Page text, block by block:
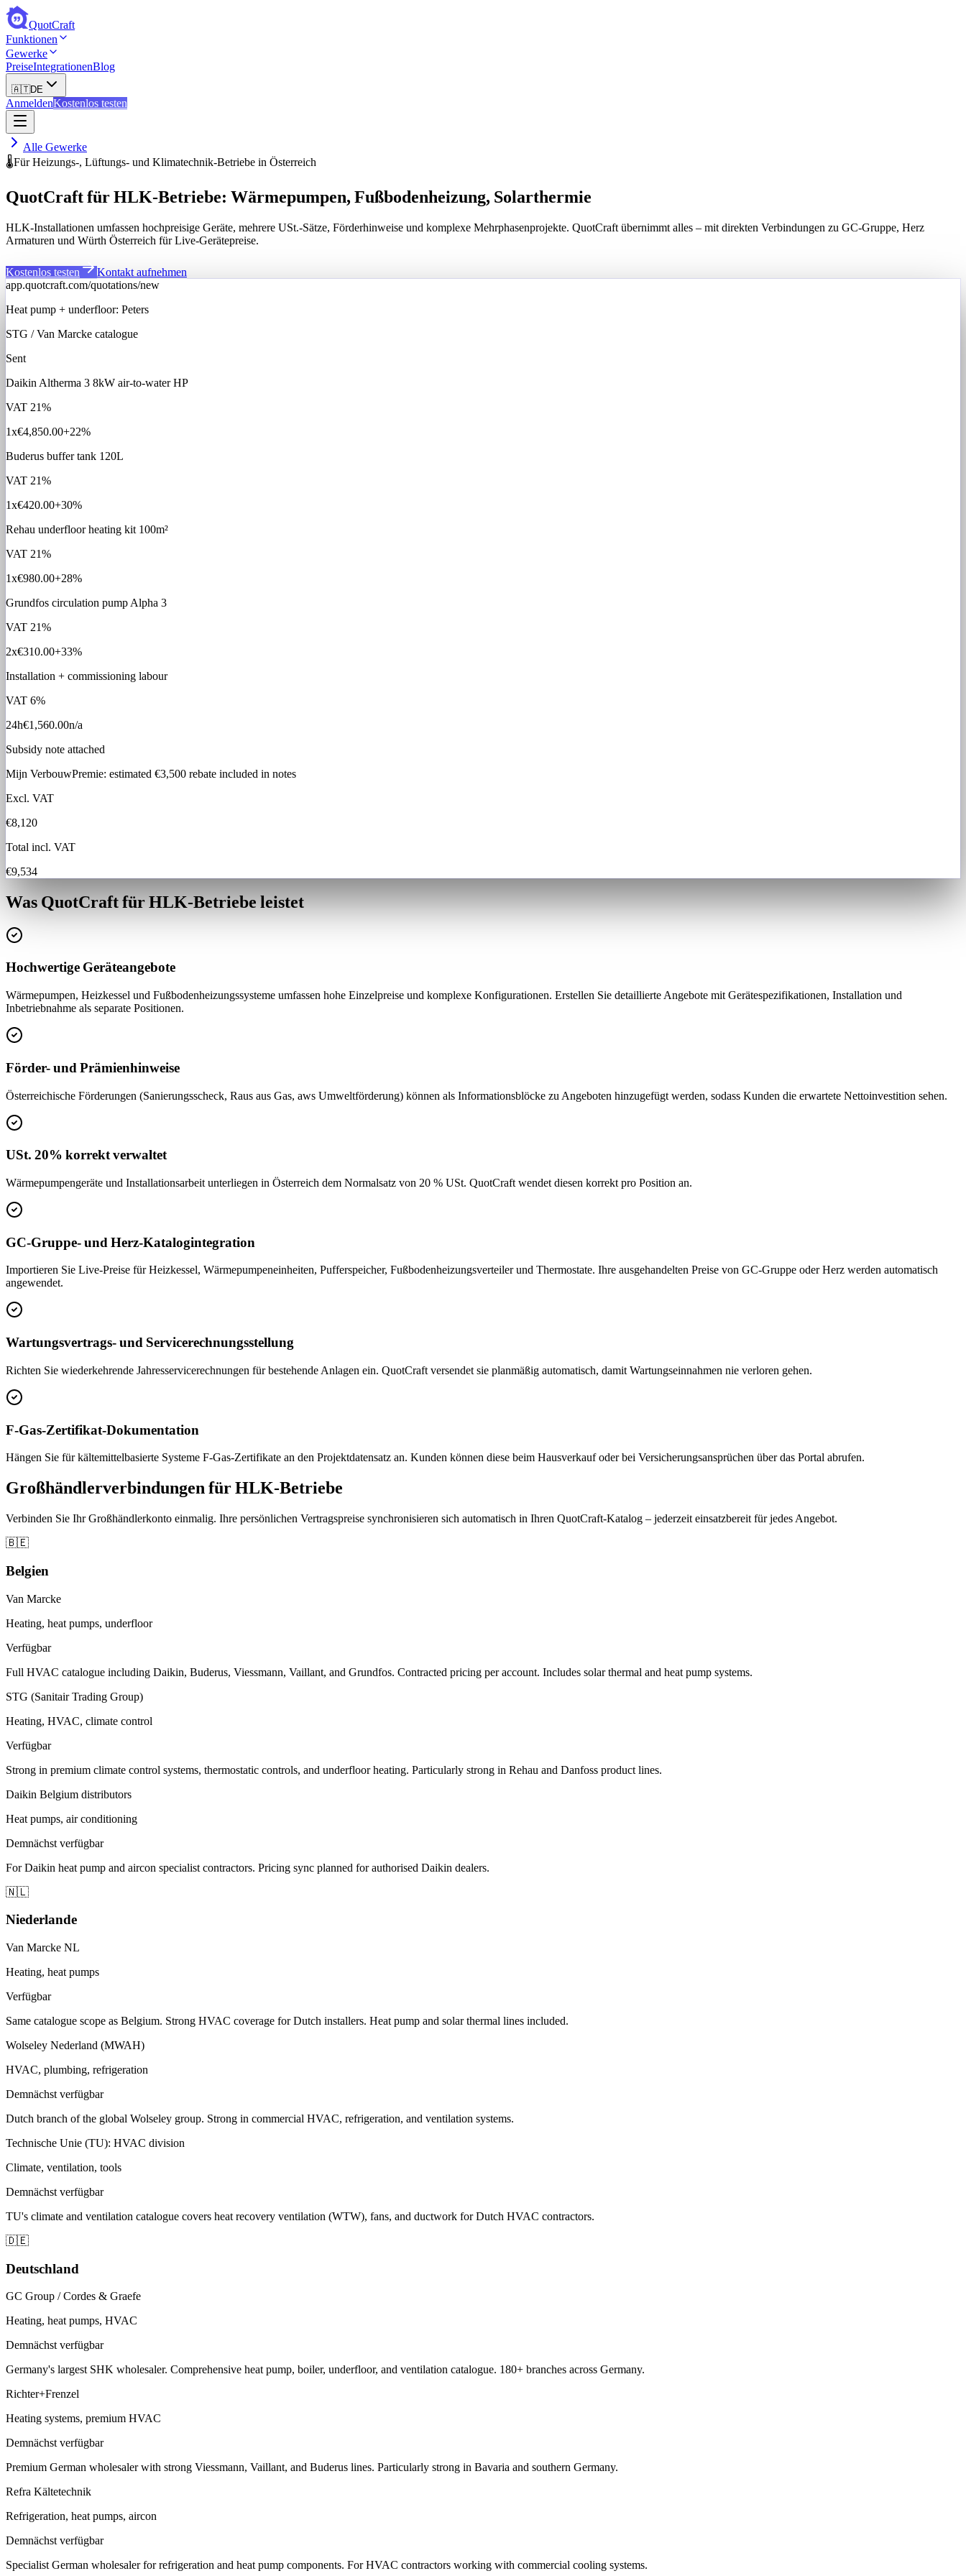
QuotCraft
Funktionen
Gewerke
PreiseIntegrationenBlog
🇦🇹DE
AnmeldenKostenlos testen
Alle Gewerke
🌡️Für Heizungs-, Lüftungs- und Klimatechnik-Betriebe in Österreich
QuotCraft für HLK-Betriebe: Wärmepumpen, Fußbodenheizung, Solarthermie
HLK-Installationen umfassen hochpreisige Geräte, mehrere USt.-Sätze, Förderhinweise und komplexe Mehrphasenprojekte. QuotCraft übernimmt alles – mit direkten Verbindungen zu GC-Gruppe, Herz
Armaturen und Würth Österreich für Live-Gerätepreise.
Kostenlos testen
Kontakt aufnehmen
app.quotcraft.com/quotations/new
Heat pump + underfloor: Peters
STG / Van Marcke catalogue
Sent
Daikin Altherma 3 8kW air-to-water HP
VAT 21%
1x€4,850.00+22%
Buderus buffer tank 120L
VAT 21%
1x€420.00+30%
Rehau underfloor heating kit 100m²
VAT 21%
1x€980.00+28%
Grundfos circulation pump Alpha 3
VAT 21%
2x€310.00+33%
Installation + commissioning labour
VAT 6%
24h€1,560.00n/a
Subsidy note attached
Mijn VerbouwPremie: estimated €3,500 rebate included in notes
Excl. VAT
€8,120
Total incl. VAT
€9,534
Was QuotCraft für HLK-Betriebe leistet
Hochwertige Geräteangebote
Wärmepumpen, Heizkessel und Fußbodenheizungssysteme umfassen hohe Einzelpreise und komplexe Konfigurationen. Erstellen Sie detaillierte Angebote mit Gerätespezifikationen, Installation und
Inbetriebnahme als separate Positionen.
Förder- und Prämienhinweise
Österreichische Förderungen (Sanierungsscheck, Raus aus Gas, aws Umweltförderung) können als Informationsblöcke zu Angeboten hinzugefügt werden, sodass Kunden die erwartete Nettoinvestition sehen.
USt. 20% korrekt verwaltet
Wärmepumpengeräte und Installationsarbeit unterliegen in Österreich dem Normalsatz von 20 % USt. QuotCraft wendet diesen korrekt pro Position an.
GC-Gruppe- und Herz-Katalogintegration
Importieren Sie Live-Preise für Heizkessel, Wärmepumpeneinheiten, Pufferspeicher, Fußbodenheizungsverteiler und Thermostate. Ihre ausgehandelten Preise von GC-Gruppe oder Herz werden automatisch
angewendet.
Wartungsvertrags- und Servicerechnungsstellung
Richten Sie wiederkehrende Jahresservicerechnungen für bestehende Anlagen ein. QuotCraft versendet sie planmäßig automatisch, damit Wartungseinnahmen nie verloren gehen.
F-Gas-Zertifikat-Dokumentation
Hängen Sie für kältemittelbasierte Systeme F-Gas-Zertifikate an den Projektdatensatz an. Kunden können diese beim Hausverkauf oder bei Versicherungsansprüchen über das Portal abrufen.
Großhändlerverbindungen für HLK-Betriebe
Verbinden Sie Ihr Großhändlerkonto einmalig. Ihre persönlichen Vertragspreise synchronisieren sich automatisch in Ihren QuotCraft-Katalog – jederzeit einsatzbereit für jedes Angebot.
🇧🇪
Belgien
Van Marcke
Heating, heat pumps, underfloor
Verfügbar
Full HVAC catalogue including Daikin, Buderus, Viessmann, Vaillant, and Grundfos. Contracted pricing per account. Includes solar thermal and heat pump systems.
STG (Sanitair Trading Group)
Heating, HVAC, climate control
Verfügbar
Strong in premium climate control systems, thermostatic controls, and underfloor heating. Particularly strong in Rehau and Danfoss product lines.
Daikin Belgium distributors
Heat pumps, air conditioning
Demnächst verfügbar
For Daikin heat pump and aircon specialist contractors. Pricing sync planned for authorised Daikin dealers.
🇳🇱
Niederlande
Van Marcke NL
Heating, heat pumps
Verfügbar
Same catalogue scope as Belgium. Strong HVAC coverage for Dutch installers. Heat pump and solar thermal lines included.
Wolseley Nederland (MWAH)
HVAC, plumbing, refrigeration
Demnächst verfügbar
Dutch branch of the global Wolseley group. Strong in commercial HVAC, refrigeration, and ventilation systems.
Technische Unie (TU): HVAC division
Climate, ventilation, tools
Demnächst verfügbar
TU's climate and ventilation catalogue covers heat recovery ventilation (WTW), fans, and ductwork for Dutch HVAC contractors.
🇩🇪
Deutschland
GC Group / Cordes & Graefe
Heating, heat pumps, HVAC
Demnächst verfügbar
Germany's largest SHK wholesaler. Comprehensive heat pump, boiler, underfloor, and ventilation catalogue. 180+ branches across Germany.
Richter+Frenzel
Heating systems, premium HVAC
Demnächst verfügbar
Premium German wholesaler with strong Viessmann, Vaillant, and Buderus lines. Particularly strong in Bavaria and southern Germany.
Refra Kältetechnik
Refrigeration, heat pumps, aircon
Demnächst verfügbar
Specialist German wholesaler for refrigeration and heat pump components. For HVAC contractors working with commercial cooling systems.